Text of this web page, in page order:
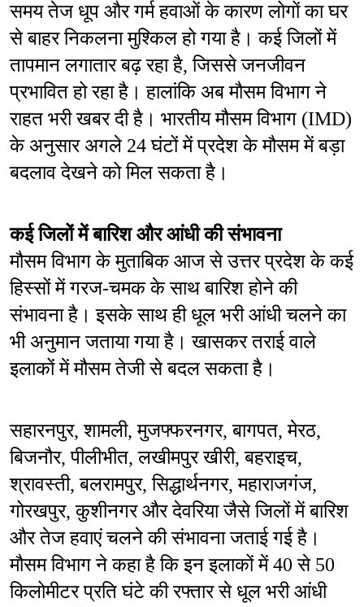
समय तेज धूप और गर्म हवाओं के कारण लोगों का घर
से बाहर निकलना मुश्किल हो गया है। कई जिलों में
तापमान लगातार बढ़ रहा है, जिससे जनजीवन
प्रभावित हो रहा है। हालांकि अब मौसम विभाग ने
राहत भरी खबर दी है। भारतीय मौसम विभाग (IMD)
के अनुसार अगले 24 घंटों में प्रदेश के मौसम में बड़ा
बदलाव देखने को मिल सकता है।
कई जिलों में बारिश और आंधी की संभावना
मौसम विभाग के मुताबिक आज से उत्तर प्रदेश के कई
हिस्सों में गरज-चमक के साथ बारिश होने की
संभावना है। इसके साथ ही धूल भरी आंधी चलने का
भी अनुमान जताया गया है। खासकर तराई वाले
इलाकों में मौसम तेजी से बदल सकता है।
सहारनपुर, शामली, मुजफ्फरनगर, बागपत, मेरठ,
बिजनौर, पीलीभीत, लखीमपुर खीरी, बहराइच,
श्रावस्ती, बलरामपुर, सिद्धार्थनगर, महाराजगंज,
गोरखपुर, कुशीनगर और देवरिया जैसे जिलों में बारिश
और तेज हवाएं चलने की संभावना जताई गई है।
मौसम विभाग ने कहा है कि इन इलाकों में 40 से 50
किलोमीटर प्रति घंटे की रफ्तार से धूल भरी आंधी